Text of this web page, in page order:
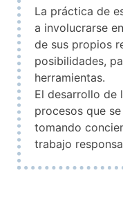
La práctica de
a involucrarse
de sus propios
posibilidades,
herramientas.
El desarrollo de
procesos que
tomando
trabajo